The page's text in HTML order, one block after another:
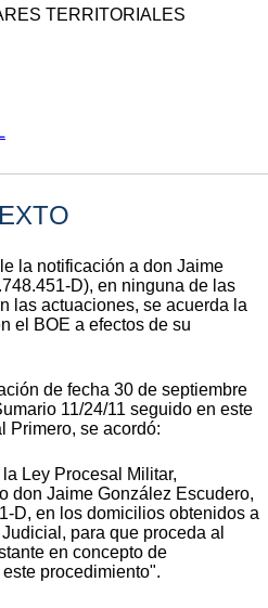
TERRITORIALES
la notificación a don Jaime
D), en ninguna de las
las actuaciones, se acuerda la
el BOE a efectos de su
de fecha 30 de septiembre
11/24/11 seguido en este
Primero, se acordó:
Ley Procesal Militar,
don Jaime González Escudero,
D, en los domicilios obtenidos a
para que proceda al
en concepto de
procedimiento".